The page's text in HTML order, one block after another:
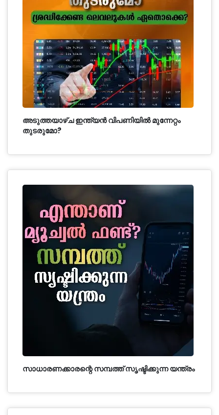
അടുത്തയാഴ്ച ഇന്ത്യൻ വിപണിയിൽ മുന്നേറ്റം
തുടരുമോ?
സാധാരണക്കാരന്റെ സമ്പത്ത് സൃഷ്ടിക്കുന്ന യന്ത്രം